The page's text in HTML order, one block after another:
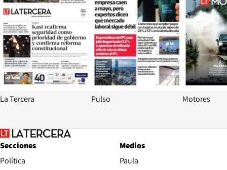
La Tercera Pulso Motores
Secciones
Política
Medios
Paula